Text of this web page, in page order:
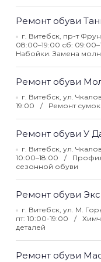
Ремонт обуви
г. Витебск, пр-т
08:00–19:00 сб:
Набойки. Замена
Ремонт обуви
г. Витебск, ул.
19:00
Ремонт
Ремонт обуви У
г. Витебск, ул.
10:00–18:00
сезонной обуви
Ремонт обуви
г. Витебск, ул. М.
пт: 10:00-19:00
деталей
Ремонт обуви